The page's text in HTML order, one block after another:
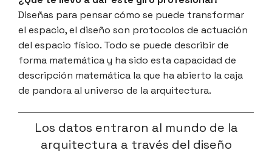
Diseñas para pensar cómo se puede transformar
el espacio, el diseño son protocolos de actuación
del espacio físico. Todo se puede describir de
forma matemática y ha sido esta capacidad de
descripción matemática la que ha abierto la caja
de pandora al universo de la arquitectura.
Los datos entraron al mundo de la
arquitectura a través del diseño